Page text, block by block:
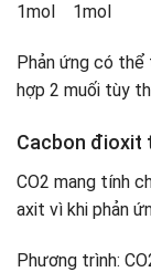
1mol 1mol
Phản ứng có thể
hợp 2 muối tùy
Cacbon đioxit
CO2 mang tính
axit vì khi phản
Phương trình: